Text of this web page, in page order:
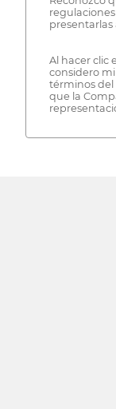
presentarlas
Al hacer clic
considero
términos del
que la